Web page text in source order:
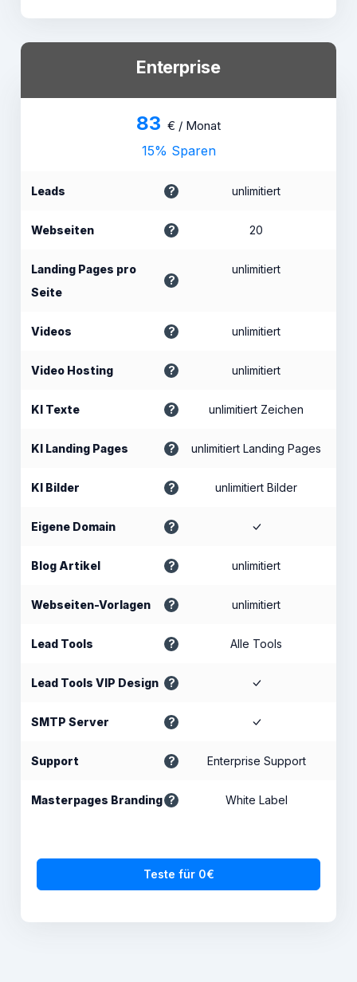
Enterprise
83 € / Monat
15% Sparen
Leads unlimitiert
Webseiten 20
Landing Pages pro
Seite
unlimitiert
Videos unlimitiert
Video Hosting unlimitiert
KI Texte unlimitiert Zeichen
KI Landing Pages unlimitiert Landing Pages
KI Bilder unlimitiert Bilder
Eigene Domain
Blog Artikel unlimitiert
Webseiten-Vorlagen unlimitiert
Lead Tools Alle Tools
Lead Tools VIP Design
SMTP Server
Support Enterprise Support
Masterpages Branding White Label
Teste für 0€